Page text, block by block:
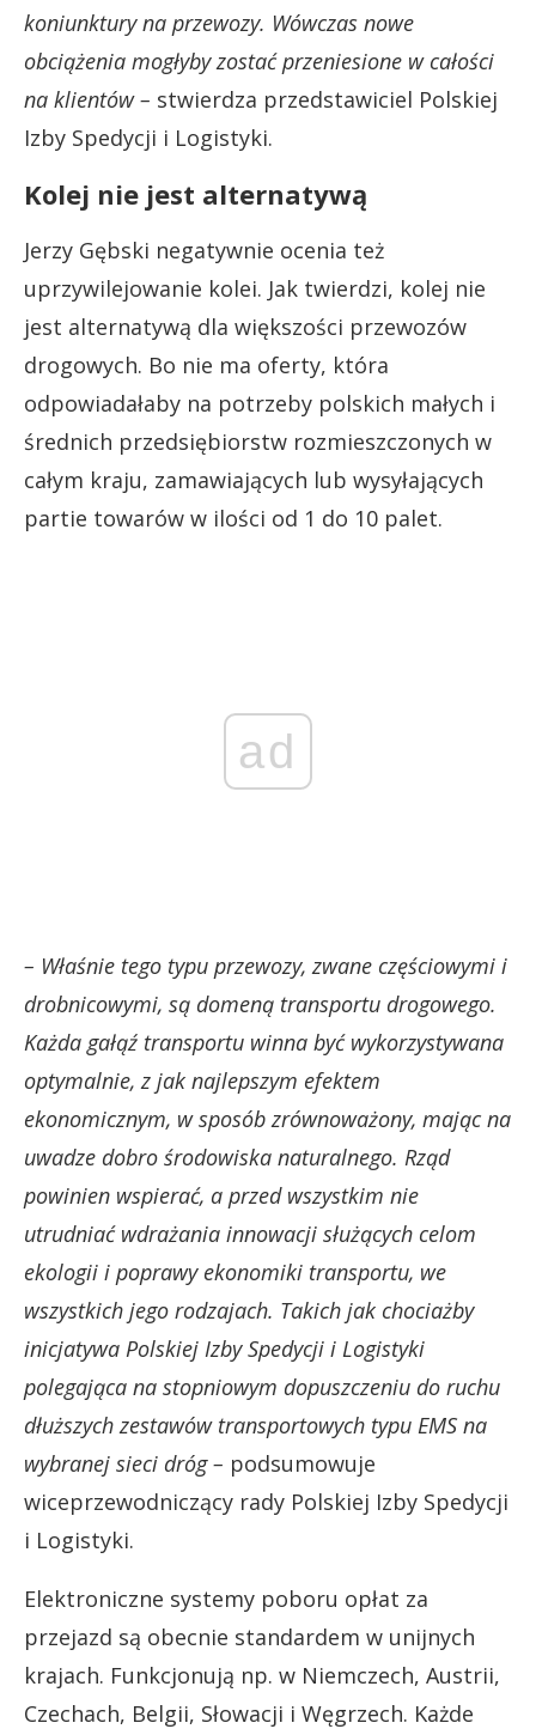
koniunktury na przewozy. Wówczas nowe
obciążenia mogłyby zostać przeniesione w całości
na klientów – stwierdza przedstawiciel Polskiej
Izby Spedycji i Logistyki.
Kolej nie jest alternatywą
Jerzy Gębski negatywnie ocenia też
uprzywilejowanie kolei. Jak twierdzi, kolej nie
jest alternatywą dla większości przewozów
drogowych. Bo nie ma oferty, która
odpowiadałaby na potrzeby polskich małych i
średnich przedsiębiorstw rozmieszczonych w
całym kraju, zamawiających lub wysyłających
partie towarów w ilości od 1 do 10 palet.
ad
– Właśnie tego typu przewozy, zwane częściowymi i
drobnicowymi, są domeną transportu drogowego.
Każda gałąź transportu winna być wykorzystywana
optymalnie, z jak najlepszym efektem
ekonomicznym, w sposób zrównoważony, mając na
uwadze dobro środowiska naturalnego. Rząd
powinien wspierać, a przed wszystkim nie
utrudniać wdrażania innowacji służących celom
ekologii i poprawy ekonomiki transportu, we
wszystkich jego rodzajach. Takich jak chociażby
inicjatywa Polskiej Izby Spedycji i Logistyki
polegająca na stopniowym dopuszczeniu do ruchu
dłuższych zestawów transportowych typu EMS na
wybranej sieci dróg – podsumowuje
wiceprzewodniczący rady Polskiej Izby Spedycji
i Logistyki.
Elektroniczne systemy poboru opłat za
przejazd są obecnie standardem w unijnych
krajach. Funkcjonują np. w Niemczech, Austrii,
Czechach, Belgii, Słowacji i Węgrzech. Każde